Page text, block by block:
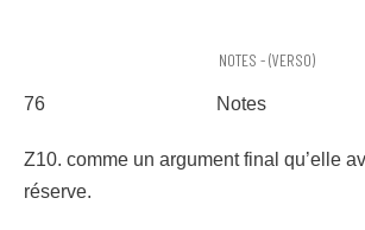
NOTES - (VERSO)
76 Notes
Z10. comme un argument final qu’elle
réserve.